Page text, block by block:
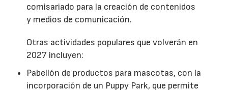
comisariado para la creación de contenidos
y medios de comunicación.
Otras actividades populares que volverán en
2027 incluyen:
Pabellón de productos para mascotas, con la
incorporación de un Puppy Park, que permite